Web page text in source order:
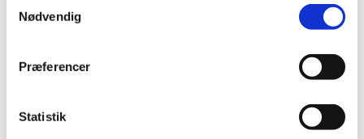
Nødvendig
Præferencer
Statistik
2015 (1)
2010 (2)